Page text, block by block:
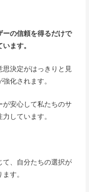
ーの信頼を得るだけで
ます。
決定がはっきりと見
化されます。
が安心して私たちのサ
しています。
て、自分たちの選択が
す。